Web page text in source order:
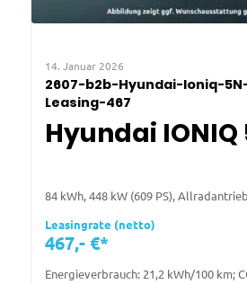
14. Januar 2026
2607-b2b-Hyundai-Ioniq-
Leasing-467
Hyundai IONIQ
84 kWh, 448 kW (609 PS),
Leasingrate (netto)
467,- €*
Energieverbrauch: 21,2 kWh/100 km;